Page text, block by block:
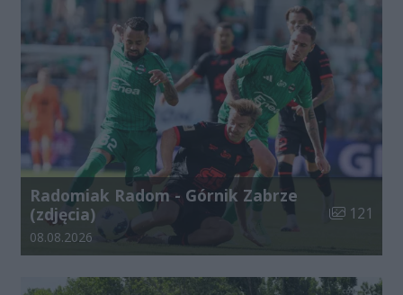
Radomiak Radom - Górnik Zabrze
(zdjęcia)
Liczba
121
Data dodania galerii:
08.08.2026